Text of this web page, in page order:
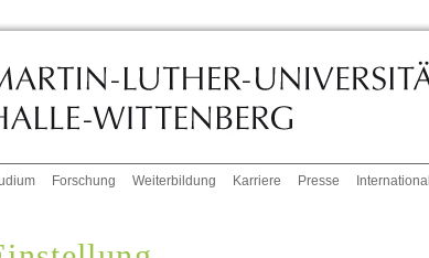
Forschung Weiterbildung Karriere Presse International